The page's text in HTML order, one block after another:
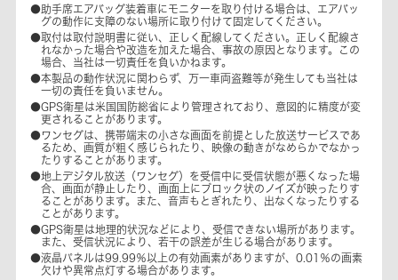
●助手席エアバッグ装着車にモニターを取り付ける場合は、エアバッ
グの動作に支障のない場所に取り付けて固定してください。
●取付は取付説明書に従い、正しく配線してください。正しく配線さ
れなかった場合や改造を加えた場合、事故の原因となります。この
場合、当社は一切責任を負いかねます。
●本製品の動作状況に関わらず、万一車両盗難等が発生しても当社は
一切の責任を負いません。
●GPS衛星は米国国防総省により管理されており、意図的に精度が変
更されることがあります。
●ワンセグは、携帯端末の小さな画面を前提とした放送サービスであ
るため、画質が粗く感じられたり、映像の動きがなめらかでなかっ
たりすることがあります。
●地上デジタル放送（ワンセグ）を受信中に受信状態が悪くなった場
合、画面が静止したり、画面上にブロック状のノイズが映ったりす
ることがあります。また、音声もとぎれたり、出なくなったりする
ことがあります。
●GPS衛星は地理的状況などにより、受信できない場所があります。
また、受信状況により、若干の誤差が生じる場合があります。
●液晶パネルは99.99％以上の有効画素がありますが、0.01％の画素
欠けや異常点灯する場合があります。